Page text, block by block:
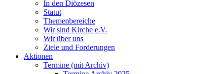
In den Diözesen
Statut
Themenbereiche
Wir sind Kirche e.V.
Wir über uns
Ziele und Forderungen
Aktionen
Termine (mit Archiv)